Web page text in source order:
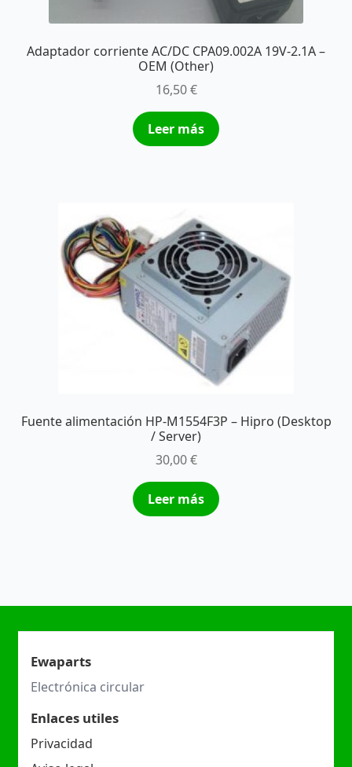
Adaptador corriente AC/DC CPA09.002A 19V-2.1A –
OEM (Other)
16,50€
Leer más
Fuente alimentación HP-M1554F3P – Hipro (Desktop
/ Server)
30,00€
Leer más
Ewaparts
Electrónica circular
Enlaces utiles
Privacidad